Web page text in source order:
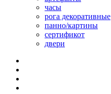
часы
рога декоративные
панно/картины
сертификот
двери